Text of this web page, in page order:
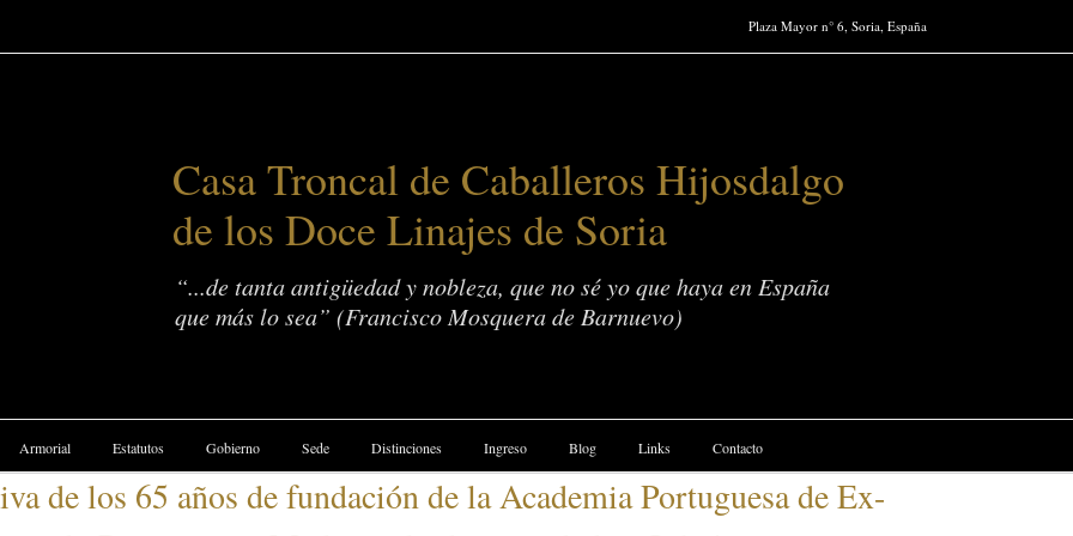
Plaza Mayor n° 6, Soria, España
Casa Troncal de Caballeros Hijosdalgo
de los Doce Linajes de Soria
“...de tanta antigüedad y nobleza, que no sé yo que haya en España
que más lo sea” (Francisco Mosquera de Barnuevo)
Armorial Estatutos Gobierno Sede Distinciones Ingreso Blog Links Contacto
de los 65 años de fundación de la Academia Portuguesa de Ex-